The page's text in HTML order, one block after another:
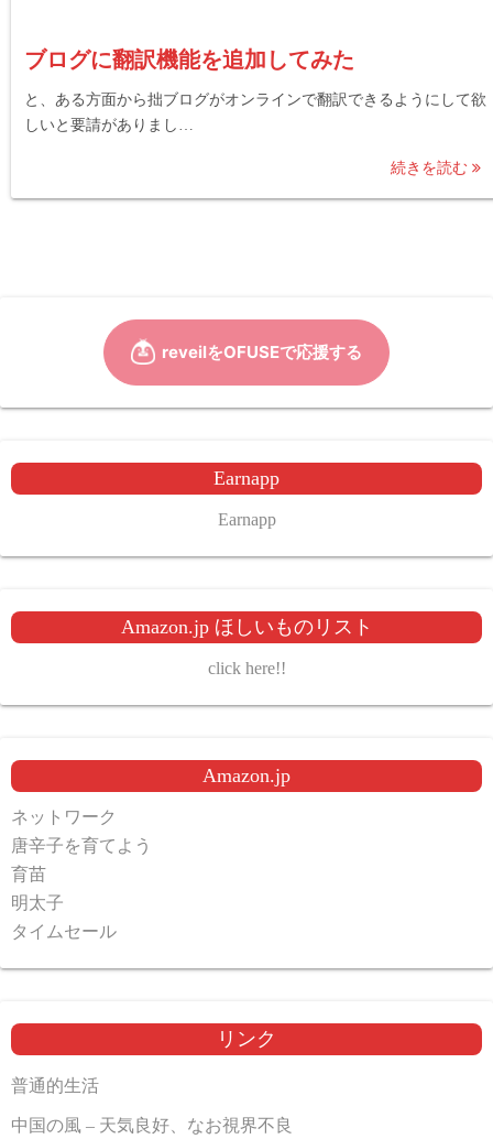
ブログに翻訳機能を追加してみた
と、ある方面から拙ブログがオンラインで翻訳できるようにして欲
しいと要請がありまし…
続きを読む
Earnapp
Earnapp
Amazon.jp ほしいものリスト
click here!!
Amazon.jp
ネットワーク
唐辛子を育てよう
育苗
明太子
タイムセール
リンク
普通的生活
中国の風 – 天気良好、なお視界不良